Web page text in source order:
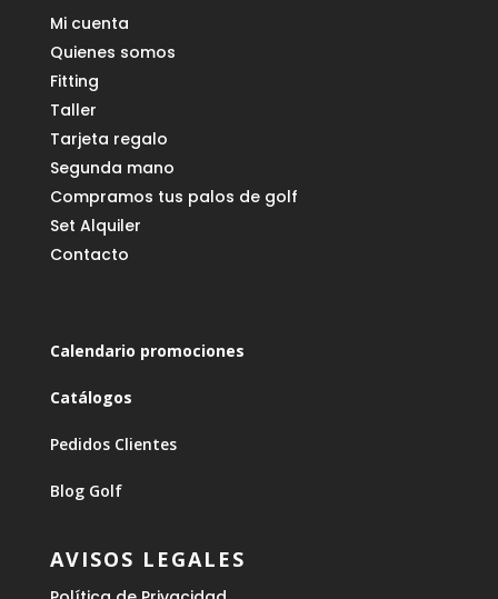
Mi cuenta
Quienes somos
Fitting
Taller
Tarjeta regalo
Segunda mano
Compramos tus palos de golf
Set Alquiler
Contacto
Calendario promociones
Catálogos
Pedidos Clientes
Blog Golf
AVISOS LEGALES